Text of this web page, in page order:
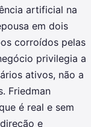
artificial na
em dois
corroídos pelas
privilegia a
ativos, não a
Friedman
é real e sem
e